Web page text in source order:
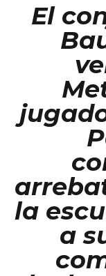
El
la
a